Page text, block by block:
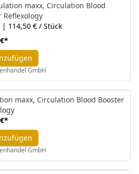
maxx, Circulation Blood
Reflexology
| 114,50 € / Stück
*
GmbH
maxx, Circulation Blood Booster
*
GmbH